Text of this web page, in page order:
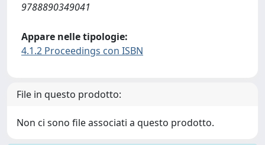
9788890349041
Appare nelle tipologie:
4.1.2 Proceedings con ISBN
File in questo prodotto:
Non ci sono file associati a questo prodotto.